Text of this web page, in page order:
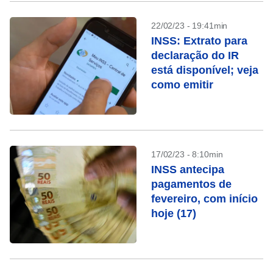
22/02/23 - 19:41min
INSS: Extrato para
declaração do IR
está disponível; veja
como emitir
17/02/23 - 8:10min
INSS antecipa
pagamentos de
fevereiro, com início
hoje (17)